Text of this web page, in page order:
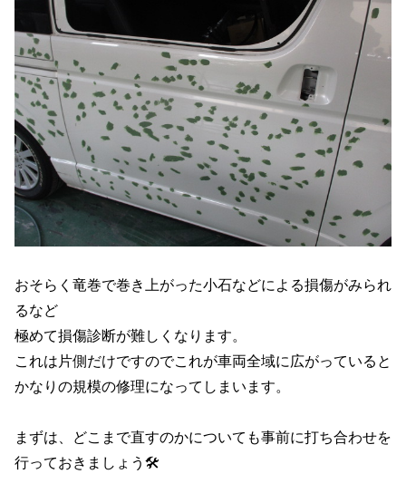
おそらく竜巻で巻き上がった小石などによる損傷がみられ
るなど
極めて損傷診断が難しくなります。
これは片側だけですのでこれが車両全域に広がっていると
かなりの規模の修理になってしまいます。
まずは、どこまで直すのかについても事前に打ち合わせを
行っておきましょう🛠️